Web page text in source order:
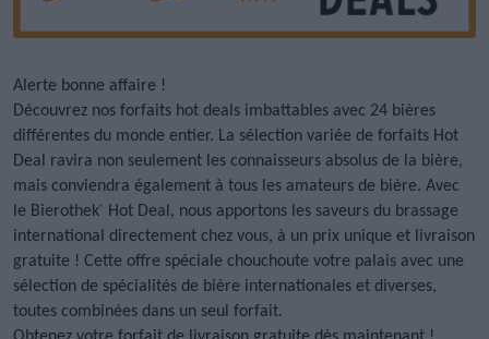
Alerte bonne affaire !
Découvrez nos forfaits hot deals imbattables avec 24 bières
différentes du monde entier. La sélection variée de forfaits Hot
Deal ravira non seulement les connaisseurs absolus de la bière,
mais conviendra également à tous les amateurs de bière. Avec
le Bierothek®
Hot Deal, nous apportons les saveurs du brassage
international directement chez vous, à un prix unique et livraison
gratuite ! Cette offre spéciale chouchoute votre palais avec une
sélection de spécialités de bière internationales et diverses,
toutes combinées dans un seul forfait.